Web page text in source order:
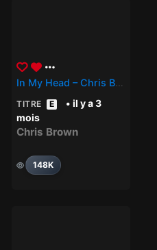
In My Head – Chris Brown
TITRE E
• il y a 3
mois
Chris Brown
148K